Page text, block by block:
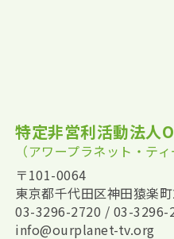
特定非営利活動法
（アワープラネット・ティ
〒101-0064
東京都千代田区神田猿楽
03-3296-2720 / 03-3296-
info@ourplanet-tv.org